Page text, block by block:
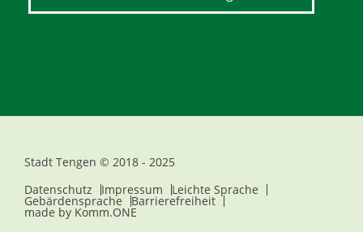
Stadt Tengen © 2018 - 2025
Datenschutz
Impressum Leichte Sprache
Gebärdensprache Barrierefreiheit
made by Komm.ONE